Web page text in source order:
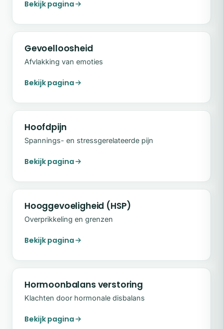
Bekijk pagina
Gevoelloosheid
Afvlakking van emoties
Bekijk pagina
Hoofdpijn
Spannings- en stressgerelateerde pijn
Bekijk pagina
Hooggevoeligheid (HSP)
Overprikkeling en grenzen
Bekijk pagina
Hormoonbalans verstoring
Klachten door hormonale disbalans
Bekijk pagina